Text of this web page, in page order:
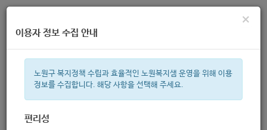
주간 인기검색어
×
이용자 정보 수집 안내
노원구 복지정책 수립과 효율적인 노원복지샘 운영을 위해 이용
정보를 수집합니다. 해당 사항을 선택해 주세요.
편리성